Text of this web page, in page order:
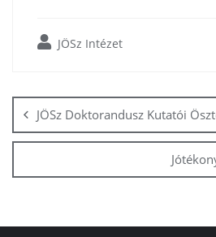
JÖSz Intézet
navigáció
JÖSz Doktorandusz Kutatói